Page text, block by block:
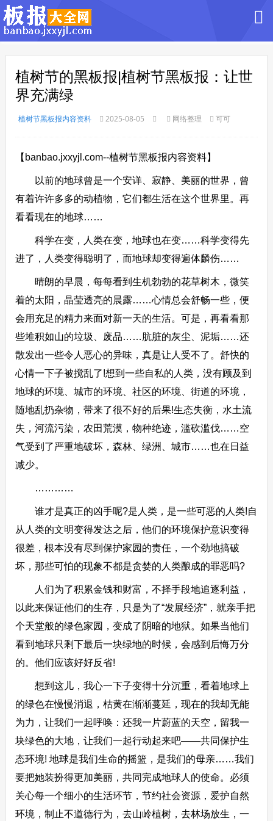
植树节的黑板报|植树节黑板报：让世
界充满绿
植树节黑板报内容资料 2025-08-05 网络整理 可可
【banbao.jxxyjl.com--植树节黑板报内容资料】
以前的地球曾是一个安详、寂静、美丽的世界，曾
有着许许多多的动植物，它们都生活在这个世界里。再
看看现在的地球……
科学在变，人类在变，地球也在变……科学变得先
进了，人类变得聪明了，而地球却变得遍体麟伤……
晴朗的早晨，每每看到生机勃勃的花草树木，微笑
着的太阳，晶莹透亮的晨露……心情总会舒畅一些，便
会用充足的精力来面对新一天的生活。可是，再看看那
些堆积如山的垃圾、废品……肮脏的灰尘、泥垢……还
散发出一些令人恶心的异味，真是让人受不了。舒快的
心情一下子被搅乱了!想到一些自私的人类，没有顾及到
地球的环境、城市的环境、社区的环境、街道的环境，
随地乱扔杂物，带来了很不好的后果!生态失衡，水土流
失，河流污染，农田荒漠，物种绝迹，滥砍滥伐……空
气受到了严重地破坏，森林、绿洲、城市……也在日益
减少。
…………
谁才是真正的凶手呢?是人类，是一些可恶的人类!自
从人类的文明变得发达之后，他们的环境保护意识变得
很差，根本没有尽到保护家园的责任，一个劲地搞破
坏，那些可怕的现象不都是贪婪的人类酿成的罪恶吗?
人们为了积累金钱和财富，不择手段地追逐利益，
以此来保证他们的生存，只是为了“发展经济”，就亲手把
个天堂般的绿色家园，变成了阴暗的地狱。如果当他们
看到地球只剩下最后一块绿地的时候，会感到后悔万分
的。他们应该好好反省!
想到这儿，我心一下子变得十分沉重，看着地球上
的绿色在慢慢消退，枯黄在渐渐蔓延，现在的我却无能
为力，让我们一起呼唤：还我一片蔚蓝的天空，留我一
块绿色的大地，让我们一起行动起来吧——共同保护生
态环境! 地球是我们生命的摇篮，是我们的母亲……我们
要把她装扮得更加美丽，共同完成地球人的使命。必须
关心每一个细小的生活环节，节约社会资源，爱护自然
环境，制止不道德行为，去山岭植树，去林场放生，一